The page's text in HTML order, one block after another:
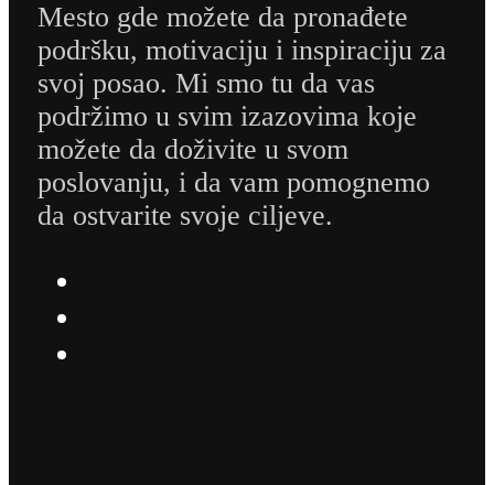
Mesto gde možete da pronađete
podršku, motivaciju i inspiraciju za
svoj posao. Mi smo tu da vas
podržimo u svim izazovima koje
možete da doživite u svom
poslovanju, i da vam pomognemo
da ostvarite svoje ciljeve.